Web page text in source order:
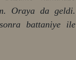
Oraya da geldi.
battaniye ile